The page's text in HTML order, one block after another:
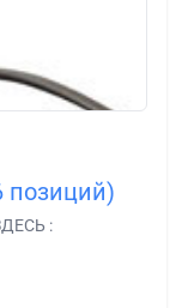
позиций)
: